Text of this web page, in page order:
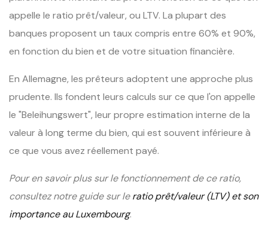
appelle le ratio prêt/valeur, ou LTV. La plupart des
banques proposent un taux compris entre 60% et 90%,
en fonction du bien et de votre situation financière.
En Allemagne, les prêteurs adoptent une approche plus
prudente. Ils fondent leurs calculs sur ce que l'on appelle
le "Beleihungswert", leur propre estimation interne de la
valeur à long terme du bien, qui est souvent inférieure à
ce que vous avez réellement payé.
Pour en savoir plus sur le fonctionnement de ce ratio,
consultez notre guide sur leratio prêt/valeur (LTV) et son
importance au Luxembourg.